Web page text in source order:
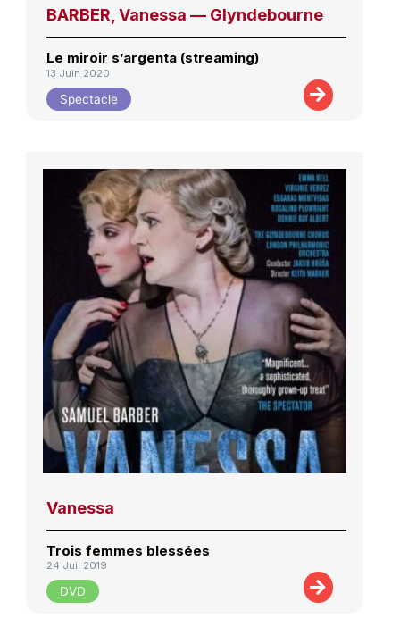
BARBER, Vanessa — Glyndebourne
Le miroir s’argenta (streaming)
13 Juin 2020
Spectacle
Vanessa
Trois femmes blessées
24 Juil 2019
DVD